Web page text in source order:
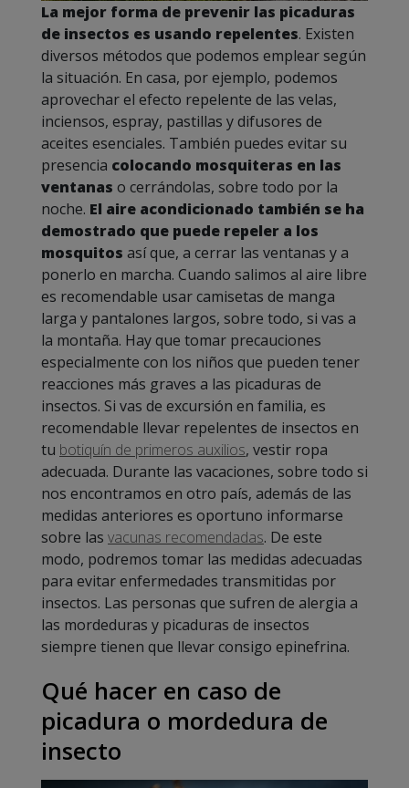
La mejor forma de prevenir las picaduras
de insectos es usando repelentes. Existen
diversos métodos que podemos emplear según
la situación. En casa, por ejemplo, podemos
aprovechar el efecto repelente de las velas,
inciensos, espray, pastillas y difusores de
aceites esenciales. También puedes evitar su
presencia colocando mosquiteras en las
ventanas o cerrándolas, sobre todo por la
noche. El aire acondicionado también se ha
demostrado que puede repeler a los
mosquitos así que, a cerrar las ventanas y a
ponerlo en marcha. Cuando salimos al aire libre
es recomendable usar camisetas de manga
larga y pantalones largos, sobre todo, si vas a
la montaña. Hay que tomar precauciones
especialmente con los niños que pueden tener
reacciones más graves a las picaduras de
insectos. Si vas de excursión en familia, es
recomendable llevar repelentes de insectos en
tu botiquín de primeros auxilios, vestir ropa
adecuada. Durante las vacaciones, sobre todo si
nos encontramos en otro país, además de las
medidas anteriores es oportuno informarse
sobre las vacunas recomendadas. De este
modo, podremos tomar las medidas adecuadas
para evitar enfermedades transmitidas por
insectos. Las personas que sufren de alergia a
las mordeduras y picaduras de insectos
siempre tienen que llevar consigo epinefrina.
Qué hacer en caso de
picadura o mordedura de
insecto